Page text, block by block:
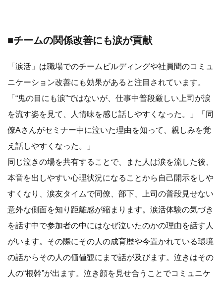
■チームの関係改善にも涙が貢献
「涙活」は職場でのチームビルディングや社員間のコミュ
ニケーション改善にも効果があると注目されています。
「“鬼の目にも涙”ではないが、仕事中普段厳しい上司が涙
を流す姿を見て、人情味を感じ話しやすくなった。」「同
僚Aさんがセミナー中に泣いた理由を知って、親しみを覚
え話しやすくなった。」
同じ泣きの場を共有することで、また人は涙を流した後、
本音を出しやすい心理状況になることから自己開示をしや
すくなり、涙友タイムで同僚、部下、上司の普段見せない
意外な側面を知り距離感が縮まります。涙活体験の気づき
を話す中で参加者の中にはなぜ泣いたのかの理由を話す人
がいます。その際にその人の成育歴や今置かれている環境
の話からその人の価値観にまで話が及びます。泣きはその
人の“根幹”が出ます。泣き顔を見せ合うことでコミュニケ